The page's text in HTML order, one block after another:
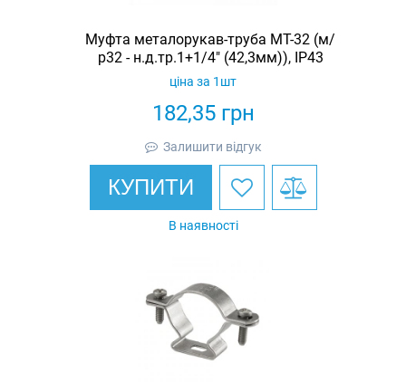
Муфта металорукав-труба МТ-32 (м/
р32 - н.д.тр.1+1/4" (42,3мм)), IP43
182,35грн
ціна за 1шт
Залишити відгук
КУПИТИ
В наявності